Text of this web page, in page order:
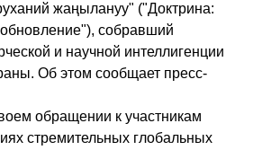
жаңылануу" ("Доктрина:
обновление"), собравший
и научной интеллигенции
Об этом сообщает пресс-
обращении к участникам
стремительных глобальных